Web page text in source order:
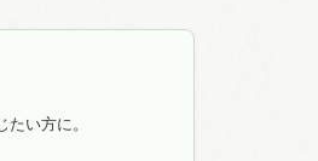
い方に。